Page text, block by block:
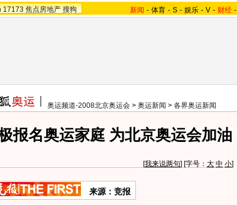
17173 焦点房地产 搜狗 新闻 - 体育 - S - 娱乐 - V - 财经 -
奥运频道-2008北京奥运会 > 奥运新闻 > 各界奥运新闻
报名奥运家庭 为北京奥运会加油
[我来说两句] [字号： 大 中 小]
来源：竞报